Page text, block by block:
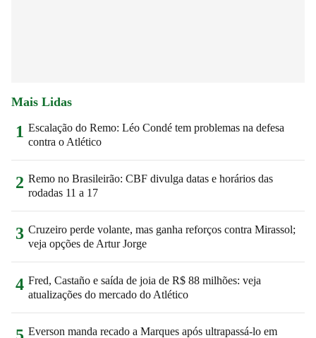
Mais Lidas
1 Escalação do Remo: Léo Condé tem problemas na defesa
contra o Atlético
2 Remo no Brasileirão: CBF divulga datas e horários das
rodadas 11 a 17
3 Cruzeiro perde volante, mas ganha reforços contra Mirassol;
veja opções de Artur Jorge
4 Fred, Castaño e saída de joia de R$ 88 milhões: veja
atualizações do mercado do Atlético
Everson manda recado a Marques após ultrapassá-lo em